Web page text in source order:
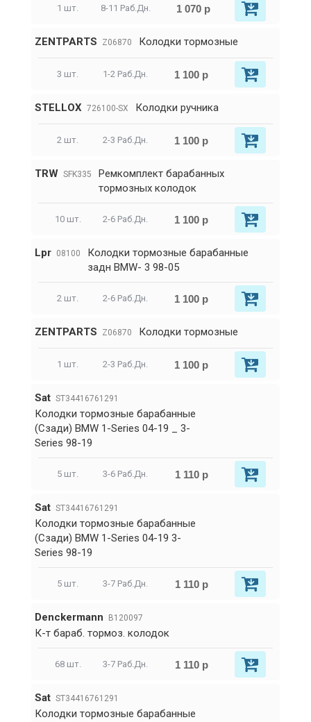
1 шт. 8-11 Раб.Дн. 1 070 р
ZENTPARTS Z06870 Колодки тормозные
3 шт. 1-2 Раб.Дн. 1 100 р
STELLOX 726100-SX Колодки ручника
2 шт. 2-3 Раб.Дн. 1 100 р
TRW SFK335
Ремкомплект барабанных
тормозных колодок
10 шт. 2-6 Раб.Дн. 1 100 р
Lpr 08100
Колодки тормозные барабанные
задн BMW- 3 98-05
2 шт. 2-6 Раб.Дн. 1 100 р
ZENTPARTS Z06870 Колодки тормозные
1 шт. 2-3 Раб.Дн. 1 100 р
Sat ST34416761291
Колодки тормозные барабанные
(Сзади) BMW 1-Series 04-19 _ 3-
Series 98-19
5 шт. 3-6 Раб.Дн. 1 110 р
Sat ST34416761291
Колодки тормозные барабанные
(Сзади) BMW 1-Series 04-19 3-
Series 98-19
5 шт. 3-7 Раб.Дн. 1 110 р
Denckermann B120097
К-т бараб. тормоз. колодок
68 шт. 3-7 Раб.Дн. 1 110 р
Sat ST34416761291
Колодки тормозные барабанные